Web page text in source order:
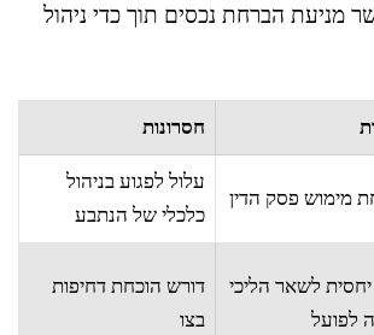
מניעת הברחת נכסים תוך כדי ניהול
חסרונות
מימוש פסק הדין
עלול לפגוע בניהול
כלכלי של הנתבע
לשאר הליכי
לפועל
דורש הוכחת דחיפות
בצו